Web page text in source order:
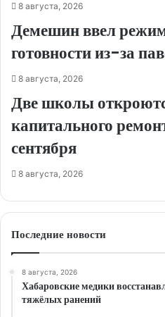
8 августа, 2026
Демешин ввел
готовности из-за
8 августа, 2026
Две школы
капитального
сентября
8 августа, 2026
Последние новости
8 августа, 2026
Хабаровские медики
тяжёлых ранений